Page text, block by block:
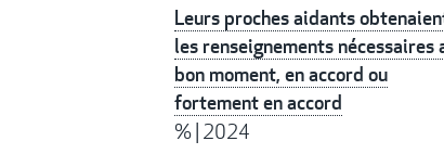
Leurs proches aidants
les renseignements nécessaires
bon moment, en accord ou
fortement en accord
%| 2024